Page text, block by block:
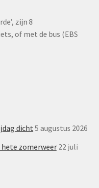
zijn 8
of met de bus (EBS
dicht 5 augustus 2026
zomerweer 22 juli